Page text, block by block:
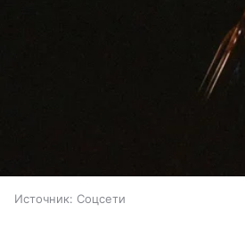
Источник: Соцсети